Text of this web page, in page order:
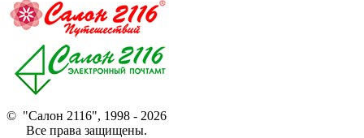
© "Салон 2116", 1998 - 2026
Все права защищены.